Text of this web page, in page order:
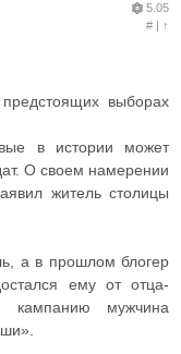
5.05
#| ↑
выборах
в истории может
О своем намерении
житель столицы
а в прошлом блогер
ему от отца-
кампанию мужчина